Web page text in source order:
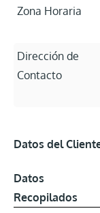
Zona Horaria
Dirección de
Contacto
Datos del
Datos
Recopilados